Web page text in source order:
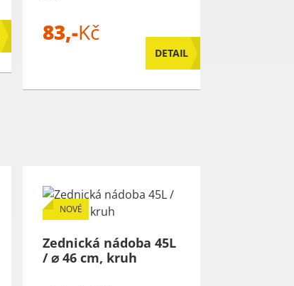
83,-Kč
DETAIL
NOVÉ
Zednická nádoba 45L
/ ⌀ 46 cm, kruh